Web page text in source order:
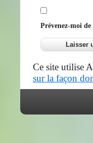
Prévenez-moi
Ce site utilise
sur la façon